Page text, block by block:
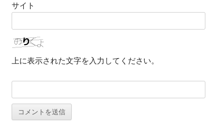
サイト
上に表示された文字を入力してください。